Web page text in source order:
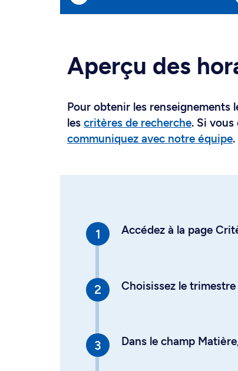
Aperçu des
Pour obtenir les renseignements
les critères de recherche. Si
communiquez avec notre équipe.
Accédez à la page
Choisissez le
Dans le champ